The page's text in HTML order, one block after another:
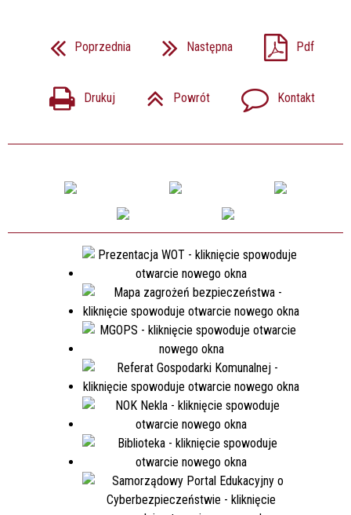
Poprzednia Następna Pdf
Drukuj Powrót Kontakt